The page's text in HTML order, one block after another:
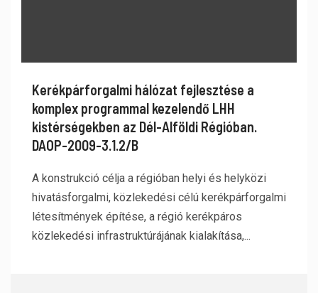
Kerékpárforgalmi hálózat fejlesztése a
komplex programmal kezelendő LHH
kistérségekben az Dél-Alföldi Régióban.
DAOP-2009-3.1.2/B
A konstrukció célja a régióban helyi és helyközi
hivatásforgalmi, közlekedési célú kerékpárforgalmi
létesítmények építése, a régió kerékpáros
közlekedési infrastruktúrájának kialakítása,...